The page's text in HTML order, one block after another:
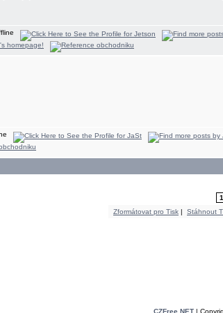
1
Zformátovat pro Tisk | Stáhnout
CZFree.NET|